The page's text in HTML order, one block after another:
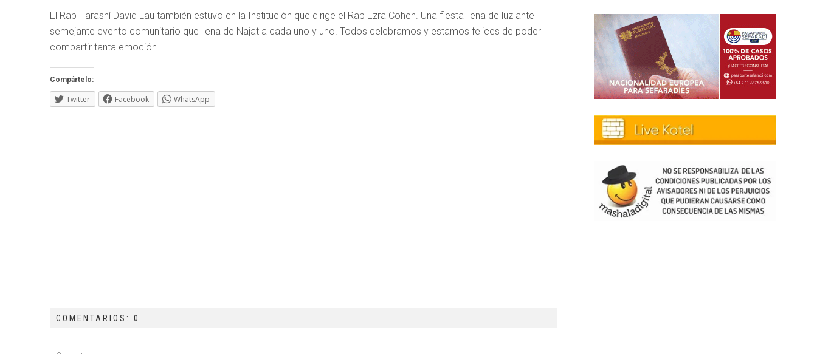
El Rab Harashí David Lau también estuvo en la Institución que dirige el Rab Ezra Cohen. Una fiesta llena de luz ante
semejante evento comunitario que llena de Najat a cada uno y uno. Todos celebramos y estamos felices de poder
compartir tanta emoción.
Compártelo:
Twitter Facebook WhatsApp
COMENTARIOS: 0